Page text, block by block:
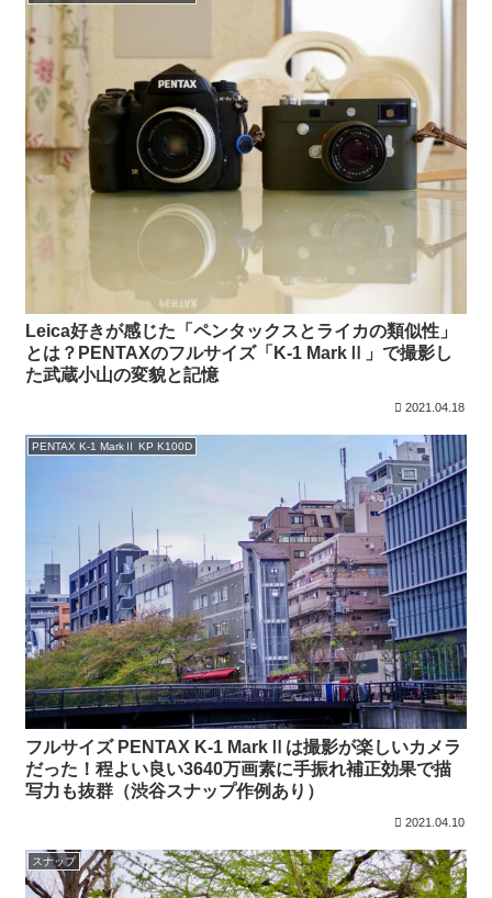
Leica好きが感じた「ペンタックスとライカの類似性」
とは？PENTAXのフルサイズ「K-1 MarkⅡ」で撮影し
た武蔵小山の変貌と記憶
2021.04.18
PENTAX K-1 MarkⅡ KP K100D
フルサイズ PENTAX K-1 MarkⅡは撮影が楽しいカメラ
だった！程よい良い3640万画素に手振れ補正効果で描
写力も抜群（渋谷スナップ作例あり）
2021.04.10
スナップ